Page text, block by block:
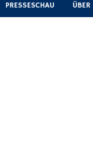
PRESSESCHAU